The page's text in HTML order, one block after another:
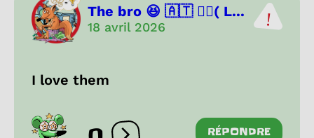
The bro 😆 🇦🇹 🏳️‍🌈( L...
18 avril 2026
I love them
RÉPONDRE